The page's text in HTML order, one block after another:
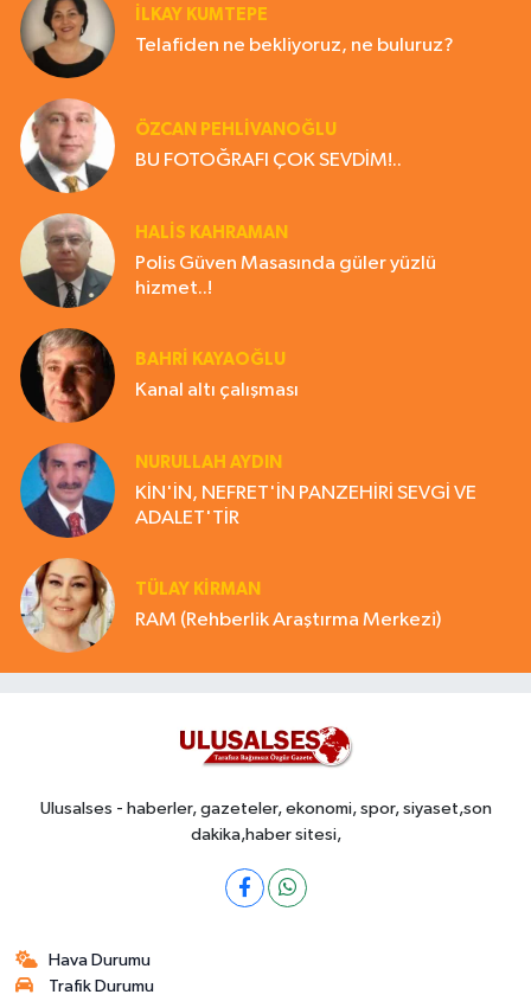
İLKAY KUMTEPE
Telafiden ne bekliyoruz, ne buluruz?
ÖZCAN PEHLİVANOĞLU
BU FOTOĞRAFI ÇOK SEVDİM!..
HALIS KAHRAMAN
Polis Güven Masasında güler yüzlü
hizmet..!
BAHRI KAYAOĞLU
Kanal altı çalışması
NURULLAH AYDIN
KİN'İN, NEFRET'İN PANZEHİRİ SEVGİ VE
ADALET'TİR
TÜLAY KİRMAN
RAM (Rehberlik Araştırma Merkezi)
Ulusalses - haberler, gazeteler, ekonomi, spor, siyaset,son
dakika,haber sitesi,
Hava Durumu
Trafik Durumu